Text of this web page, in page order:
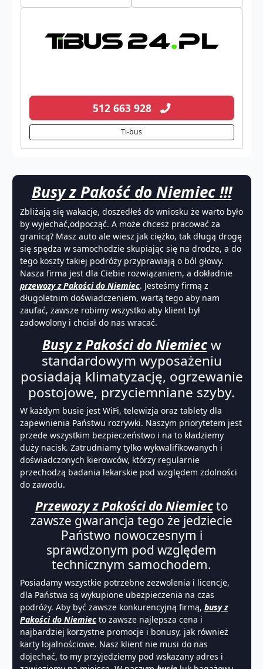
512 663 928
Ti-bus
Busy z Pakość do Niemiec !!!
Zbliżają się wakacje, doszedłeś do wniosku że warto było
by wyjechać,odpocząć. A może chcesz pracować za
granicą? Masz auto ale wiesz jak ciężko, tak długą drogę
się spędza w samochodzie skupiając się na drodze, a do
tego koszty takiej podróży przyprawiają o ból głowy.
Nasza firma jest dla Ciebie rozwiązaniem, a dokładnie
przewozy z Pakości do Niemiec. Jesteśmy firmą z
długoletnim doświadczeniem, wartą tego aby nam
zaufać, zawsze robimy wszystko aby klient był
zadowolony i chciał do nas wracać.
Busy z Pakości do Niemiecw
standardowym wyposażeniu
posiadają klimatyzację, ogrzewanie
postojowe, przyciemniane szyby.
W każdym busie jest WiFi, telewizja oraz tablety dla
zapewnienia Państwu rozrywki. Naszym priorytetem jest
przede wszystkim bezpieczeństwo i na to kładziemy
duży nacisk. Zatrudniamy tylko wykwalifikowanych i
doświadczonych kierowców, którzy regularnie
przechodzą badania lekarskie pod względem zdolności
do zawodu.
Przewozy z Pakości do Niemiecto
zawsze gwarancja tego że jedziecie
Państwo nowoczesnym i
sprawdzonym pod względem
technicznym samochodem.
Posiadamy wszystkie potrzebne zezwolenia i licencje,
dla Państwa są wykupione ubezpieczenia na czas
podróży. Aby być zawsze konkurencyjną firmą, busy z
Pakości do Niemiec to zawsze najlepsza cena i
najbardziej korzystne promocje i bonusy, jak również
karty lojalnościowe. Nasz klient nie musi do nas
dojechać, to my przyjedziemy pod wskazany adres i